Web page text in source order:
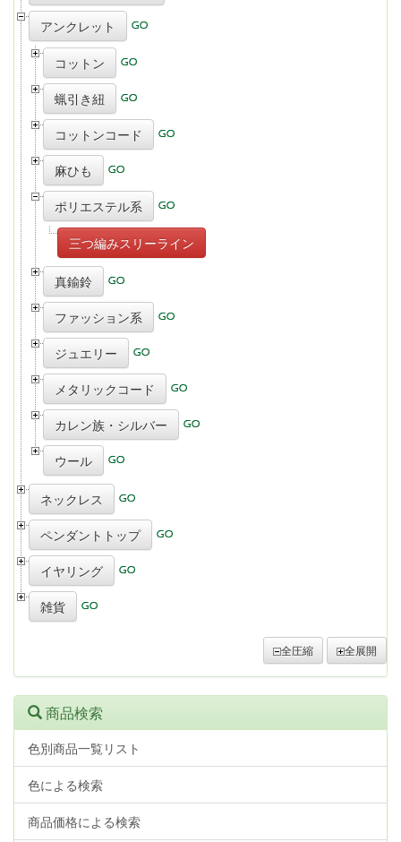
アンクレット
コットン
蝋引き紐
コットンコード
麻ひも
ポリエステル系
三つ編みスリーライン
真鍮鈴
ファッション系
ジュエリー
メタリックコード
カレン族・シルバー
ウール
ネックレス
ペンダントトップ
イヤリング
雑貨
全圧縮 全展開
商品検索
色別商品一覧リスト
色による検索
商品価格による検索